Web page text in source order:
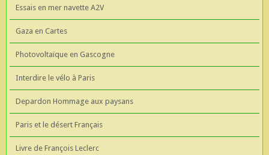
Essais en mer navette A2V
Gaza en Cartes
Photovoltaïque en Gascogne
Interdire le vélo à Paris
Depardon Hommage aux paysans
Paris et le désert Français
Livre de François Leclerc